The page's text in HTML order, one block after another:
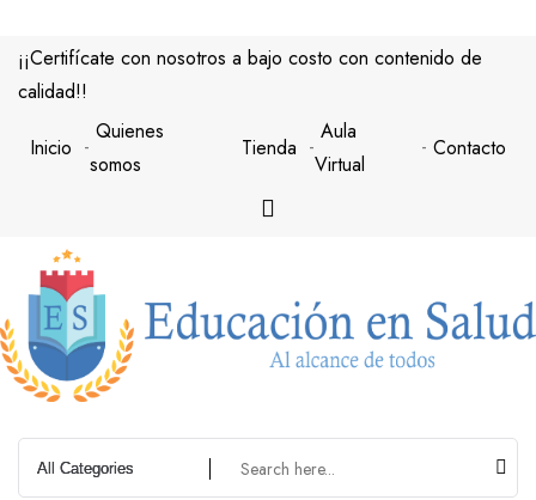
contenido
¡¡Certifícate con nosotros a bajo costo con contenido de
calidad!!
Inicio
Quienes
somos
Tienda
Aula
Virtual
Contacto